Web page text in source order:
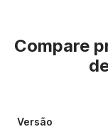
Compare
Versão